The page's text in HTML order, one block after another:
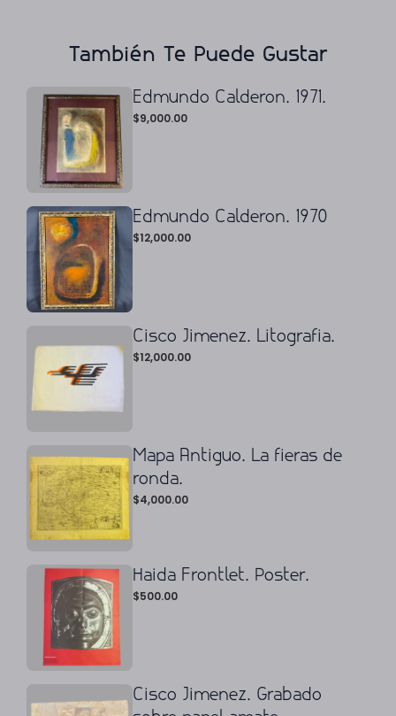
También Te Puede Gustar
Edmundo Calderon. 1971.
$9,000.00
Edmundo Calderon. 1970
$12,000.00
Cisco Jimenez. Litografia.
$12,000.00
Mapa Antiguo. La fieras de
ronda.
$4,000.00
Haida Frontlet. Poster.
$500.00
Cisco Jimenez. Grabado